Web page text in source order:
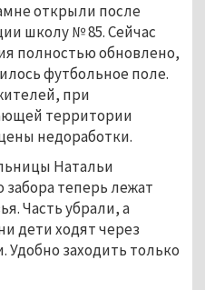
открыли после
школу № 85. Сейчас
полностью обновлено,
футбольное поле.
при
территории
недоработки.
Натальи
забора теперь лежат
Часть убрали, а
дети ходят через
Удобно заходить только